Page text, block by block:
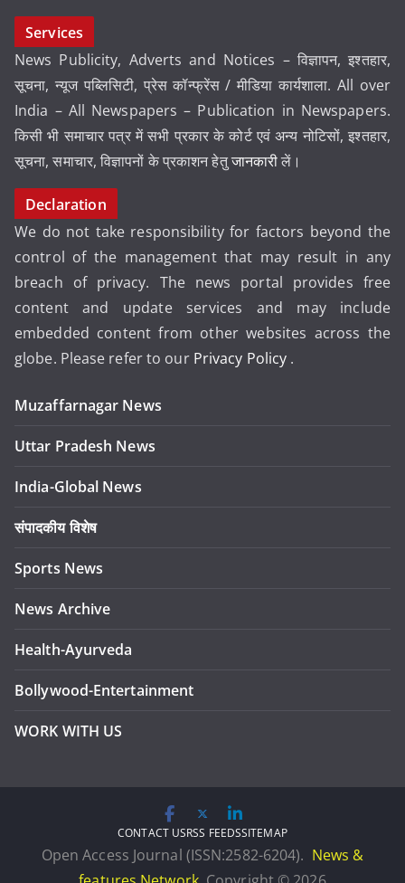
Services
News Publicity, Adverts and Notices – विज्ञापन, इश्तहार,
सूचना, न्यूज पब्लिसिटी, प्रेस कॉन्फ्रेंस / मीडिया कार्यशाला. All over
India – All Newspapers – Publication in Newspapers.
किसी भी समाचार पत्र में सभी प्रकार के कोर्ट एवं अन्य नोटिसों, इश्तहार,
सूचना, समाचार, विज्ञापनों के प्रकाशन हेतुजानकारीलें।
Declaration
We do not take responsibility for factors beyond the
control of the management that may result in any
breach of privacy. The news portal provides free
content and update services and may include
embedded content from other websites across the
globe. Please refer to our Privacy Policy .
Muzaffarnagar News
Uttar Pradesh News
India-Global News
संपादकीय विशेष
Sports News
News Archive
Health-Ayurveda
Bollywood-Entertainment
WORK WITH US
CONTACT USRSS FEEDSSITEMAP
Open Access Journal (ISSN:2582-6204). News &